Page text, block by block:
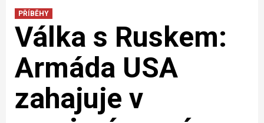
PŘÍBĚHY
Válka s Ruskem:
Armáda USA
zahajuje v